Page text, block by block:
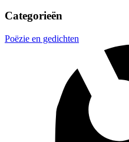
Categorieën
Poëzie en gedichten